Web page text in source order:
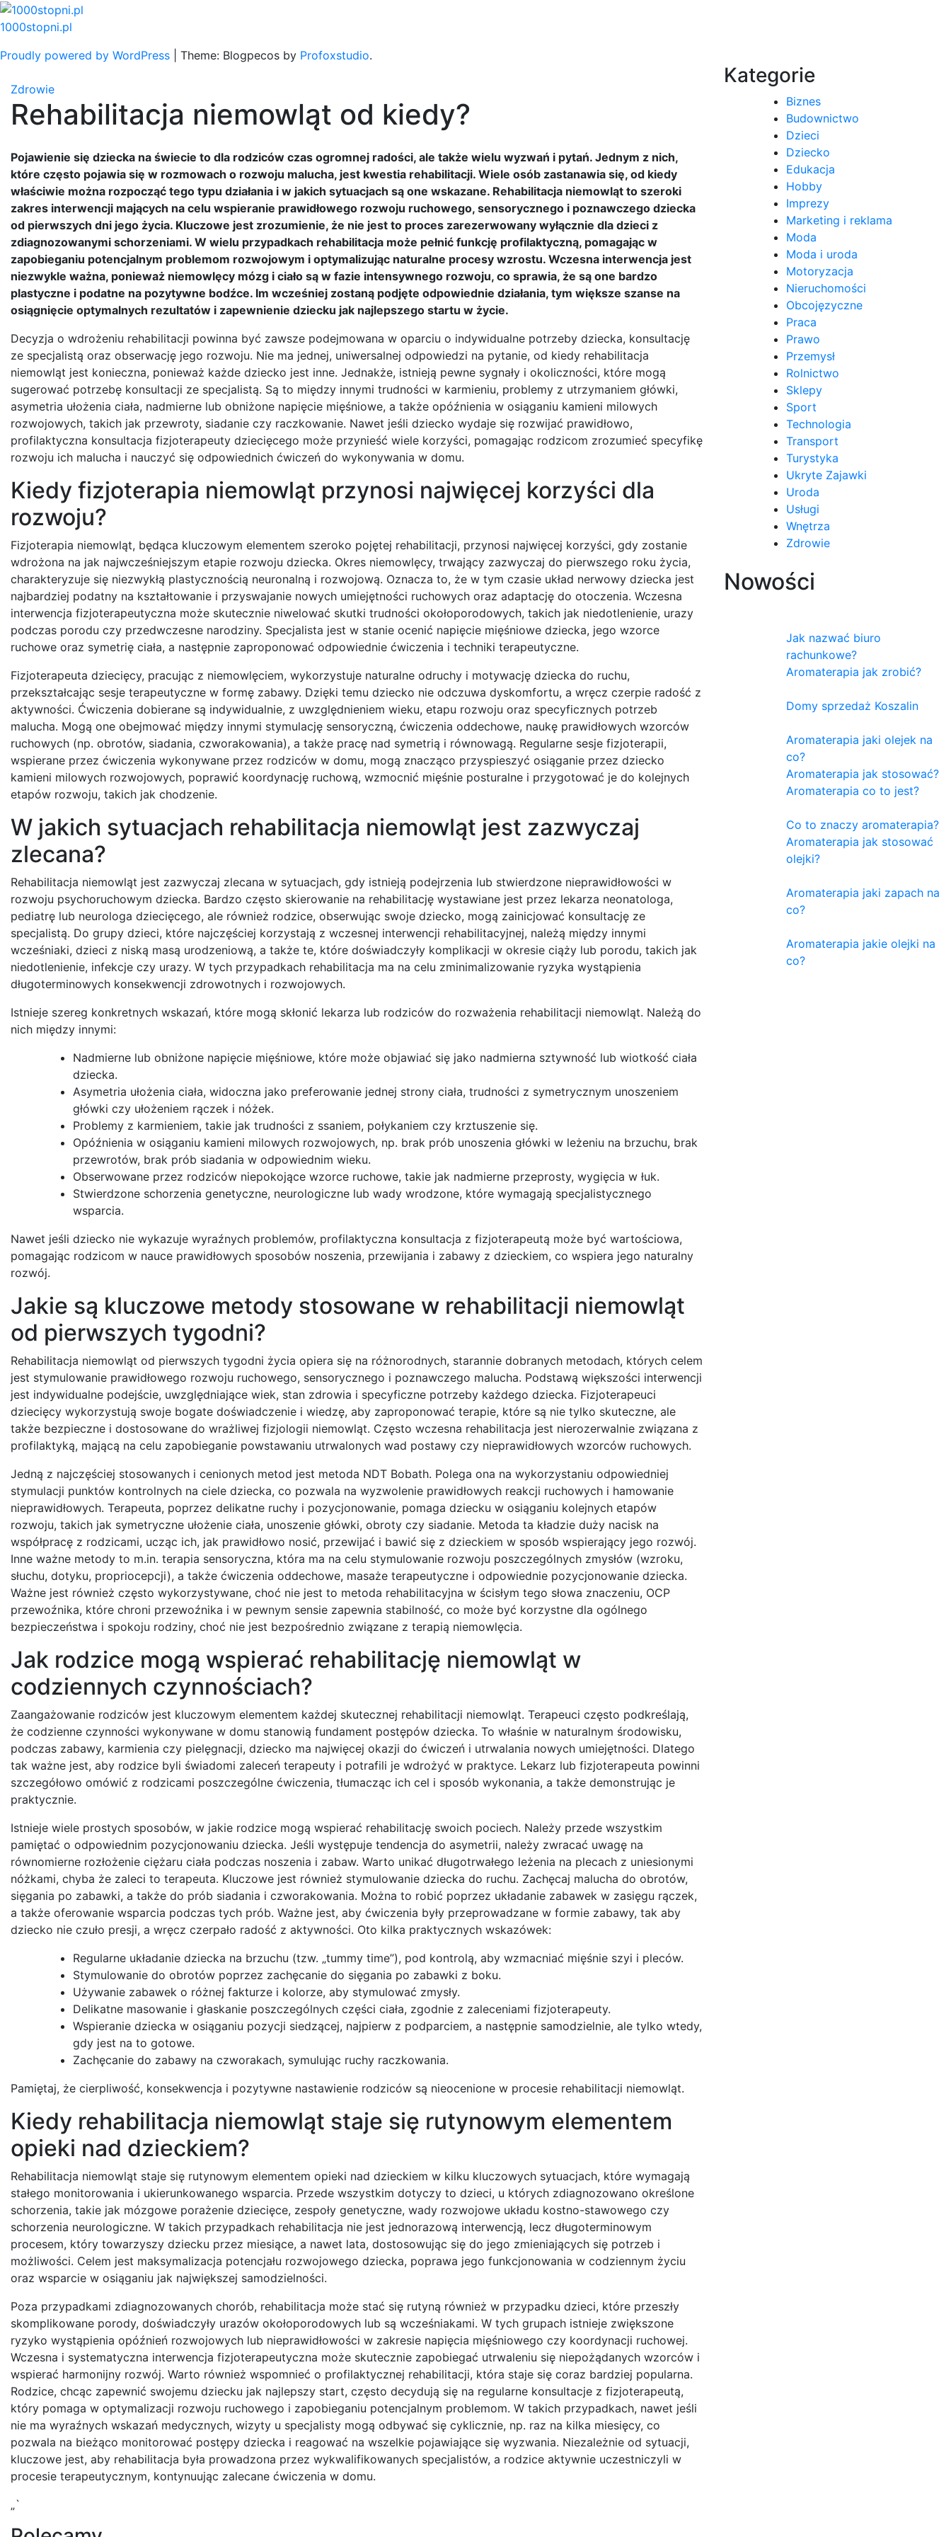
Skip
to
1000stopni.pl
Proudly powered by WordPress
Theme: Blogpecos by Profoxstudio.
Zdrowie
Rehabilitacja niemowląt od kiedy?
Pojawienie się dziecka na świecie to dla rodziców czas ogromnej radości, ale także wielu wyzwań i pytań. Jednym z nich,
które często pojawia się w rozmowach o rozwoju malucha, jest kwestia rehabilitacji. Wiele osób zastanawia się, od kiedy
właściwie można rozpocząć tego typu działania i w jakich sytuacjach są one wskazane. Rehabilitacja niemowląt to szeroki
zakres interwencji mających na celu wspieranie prawidłowego rozwoju ruchowego, sensorycznego i poznawczego dziecka
od pierwszych dni jego życia. Kluczowe jest zrozumienie, że nie jest to proces zarezerwowany wyłącznie dla dzieci z
zdiagnozowanymi schorzeniami. W wielu przypadkach rehabilitacja może pełnić funkcję profilaktyczną, pomagając w
zapobieganiu potencjalnym problemom rozwojowym i optymalizując naturalne procesy wzrostu. Wczesna interwencja jest
niezwykle ważna, ponieważ niemowlęcy mózg i ciało są w fazie intensywnego rozwoju, co sprawia, że są one bardzo
plastyczne i podatne na pozytywne bodźce. Im wcześniej zostaną podjęte odpowiednie działania, tym większe szanse na
osiągnięcie optymalnych rezultatów i zapewnienie dziecku jak najlepszego startu w życie.
Decyzja o wdrożeniu rehabilitacji powinna być zawsze podejmowana w oparciu o indywidualne potrzeby dziecka, konsultację
ze specjalistą oraz obserwację jego rozwoju. Nie ma jednej, uniwersalnej odpowiedzi na pytanie, od kiedy rehabilitacja
niemowląt jest konieczna, ponieważ każde dziecko jest inne. Jednakże, istnieją pewne sygnały i okoliczności, które mogą
sugerować potrzebę konsultacji ze specjalistą. Są to między innymi trudności w karmieniu, problemy z utrzymaniem główki,
asymetria ułożenia ciała, nadmierne lub obniżone napięcie mięśniowe, a także opóźnienia w osiąganiu kamieni milowych
rozwojowych, takich jak przewroty, siadanie czy raczkowanie. Nawet jeśli dziecko wydaje się rozwijać prawidłowo,
profilaktyczna konsultacja fizjoterapeuty dziecięcego może przynieść wiele korzyści, pomagając rodzicom zrozumieć specyfikę
rozwoju ich malucha i nauczyć się odpowiednich ćwiczeń do wykonywania w domu.
Kiedy fizjoterapia niemowląt przynosi najwięcej korzyści dla
rozwoju?
Fizjoterapia niemowląt, będąca kluczowym elementem szeroko pojętej rehabilitacji, przynosi najwięcej korzyści, gdy zostanie
wdrożona na jak najwcześniejszym etapie rozwoju dziecka. Okres niemowlęcy, trwający zazwyczaj do pierwszego roku życia,
charakteryzuje się niezwykłą plastycznością neuronalną i rozwojową. Oznacza to, że w tym czasie układ nerwowy dziecka jest
najbardziej podatny na kształtowanie i przyswajanie nowych umiejętności ruchowych oraz adaptację do otoczenia. Wczesna
interwencja fizjoterapeutyczna może skutecznie niwelować skutki trudności okołoporodowych, takich jak niedotlenienie, urazy
podczas porodu czy przedwczesne narodziny. Specjalista jest w stanie ocenić napięcie mięśniowe dziecka, jego wzorce
ruchowe oraz symetrię ciała, a następnie zaproponować odpowiednie ćwiczenia i techniki terapeutyczne.
Fizjoterapeuta dziecięcy, pracując z niemowlęciem, wykorzystuje naturalne odruchy i motywację dziecka do ruchu,
przekształcając sesje terapeutyczne w formę zabawy. Dzięki temu dziecko nie odczuwa dyskomfortu, a wręcz czerpie radość z
aktywności. Ćwiczenia dobierane są indywidualnie, z uwzględnieniem wieku, etapu rozwoju oraz specyficznych potrzeb
malucha. Mogą one obejmować między innymi stymulację sensoryczną, ćwiczenia oddechowe, naukę prawidłowych wzorców
ruchowych (np. obrotów, siadania, czworakowania), a także pracę nad symetrią i równowagą. Regularne sesje fizjoterapii,
wspierane przez ćwiczenia wykonywane przez rodziców w domu, mogą znacząco przyspieszyć osiąganie przez dziecko
kamieni milowych rozwojowych, poprawić koordynację ruchową, wzmocnić mięśnie posturalne i przygotować je do kolejnych
etapów rozwoju, takich jak chodzenie.
W jakich sytuacjach rehabilitacja niemowląt jest zazwyczaj
zlecana?
Rehabilitacja niemowląt jest zazwyczaj zlecana w sytuacjach, gdy istnieją podejrzenia lub stwierdzone nieprawidłowości w
rozwoju psychoruchowym dziecka. Bardzo często skierowanie na rehabilitację wystawiane jest przez lekarza neonatologa,
pediatrę lub neurologa dziecięcego, ale również rodzice, obserwując swoje dziecko, mogą zainicjować konsultację ze
specjalistą. Do grupy dzieci, które najczęściej korzystają z wczesnej interwencji rehabilitacyjnej, należą między innymi
wcześniaki, dzieci z niską masą urodzeniową, a także te, które doświadczyły komplikacji w okresie ciąży lub porodu, takich jak
niedotlenienie, infekcje czy urazy. W tych przypadkach rehabilitacja ma na celu zminimalizowanie ryzyka wystąpienia
długoterminowych konsekwencji zdrowotnych i rozwojowych.
Istnieje szereg konkretnych wskazań, które mogą skłonić lekarza lub rodziców do rozważenia rehabilitacji niemowląt. Należą do
nich między innymi:
Nadmierne lub obniżone napięcie mięśniowe, które może objawiać się jako nadmierna sztywność lub wiotkość ciała
dziecka.
Asymetria ułożenia ciała, widoczna jako preferowanie jednej strony ciała, trudności z symetrycznym unoszeniem
główki czy ułożeniem rączek i nóżek.
Problemy z karmieniem, takie jak trudności z ssaniem, połykaniem czy krztuszenie się.
Opóźnienia w osiąganiu kamieni milowych rozwojowych, np. brak prób unoszenia główki w leżeniu na brzuchu, brak
przewrotów, brak prób siadania w odpowiednim wieku.
Obserwowane przez rodziców niepokojące wzorce ruchowe, takie jak nadmierne przeprosty, wygięcia w łuk.
Stwierdzone schorzenia genetyczne, neurologiczne lub wady wrodzone, które wymagają specjalistycznego
wsparcia.
Nawet jeśli dziecko nie wykazuje wyraźnych problemów, profilaktyczna konsultacja z fizjoterapeutą może być wartościowa,
pomagając rodzicom w nauce prawidłowych sposobów noszenia, przewijania i zabawy z dzieckiem, co wspiera jego naturalny
rozwój.
Jakie są kluczowe metody stosowane w rehabilitacji niemowląt
od pierwszych tygodni?
Rehabilitacja niemowląt od pierwszych tygodni życia opiera się na różnorodnych, starannie dobranych metodach, których celem
jest stymulowanie prawidłowego rozwoju ruchowego, sensorycznego i poznawczego malucha. Podstawą większości interwencji
jest indywidualne podejście, uwzględniające wiek, stan zdrowia i specyficzne potrzeby każdego dziecka. Fizjoterapeuci
dziecięcy wykorzystują swoje bogate doświadczenie i wiedzę, aby zaproponować terapie, które są nie tylko skuteczne, ale
także bezpieczne i dostosowane do wrażliwej fizjologii niemowląt. Często wczesna rehabilitacja jest nierozerwalnie związana z
profilaktyką, mającą na celu zapobieganie powstawaniu utrwalonych wad postawy czy nieprawidłowych wzorców ruchowych.
Jedną z najczęściej stosowanych i cenionych metod jest metoda NDT Bobath. Polega ona na wykorzystaniu odpowiedniej
stymulacji punktów kontrolnych na ciele dziecka, co pozwala na wyzwolenie prawidłowych reakcji ruchowych i hamowanie
nieprawidłowych. Terapeuta, poprzez delikatne ruchy i pozycjonowanie, pomaga dziecku w osiąganiu kolejnych etapów
rozwoju, takich jak symetryczne ułożenie ciała, unoszenie główki, obroty czy siadanie. Metoda ta kładzie duży nacisk na
współpracę z rodzicami, ucząc ich, jak prawidłowo nosić, przewijać i bawić się z dzieckiem w sposób wspierający jego rozwój.
Inne ważne metody to m.in. terapia sensoryczna, która ma na celu stymulowanie rozwoju poszczególnych zmysłów (wzroku,
słuchu, dotyku, propriocepcji), a także ćwiczenia oddechowe, masaże terapeutyczne i odpowiednie pozycjonowanie dziecka.
Ważne jest również często wykorzystywane, choć nie jest to metoda rehabilitacyjna w ścisłym tego słowa znaczeniu, OCP
przewoźnika, które chroni przewoźnika i w pewnym sensie zapewnia stabilność, co może być korzystne dla ogólnego
bezpieczeństwa i spokoju rodziny, choć nie jest bezpośrednio związane z terapią niemowlęcia.
Jak rodzice mogą wspierać rehabilitację niemowląt w
codziennych czynnościach?
Zaangażowanie rodziców jest kluczowym elementem każdej skutecznej rehabilitacji niemowląt. Terapeuci często podkreślają,
że codzienne czynności wykonywane w domu stanowią fundament postępów dziecka. To właśnie w naturalnym środowisku,
podczas zabawy, karmienia czy pielęgnacji, dziecko ma najwięcej okazji do ćwiczeń i utrwalania nowych umiejętności. Dlatego
tak ważne jest, aby rodzice byli świadomi zaleceń terapeuty i potrafili je wdrożyć w praktyce. Lekarz lub fizjoterapeuta powinni
szczegółowo omówić z rodzicami poszczególne ćwiczenia, tłumacząc ich cel i sposób wykonania, a także demonstrując je
praktycznie.
Istnieje wiele prostych sposobów, w jakie rodzice mogą wspierać rehabilitację swoich pociech. Należy przede wszystkim
pamiętać o odpowiednim pozycjonowaniu dziecka. Jeśli występuje tendencja do asymetrii, należy zwracać uwagę na
równomierne rozłożenie ciężaru ciała podczas noszenia i zabaw. Warto unikać długotrwałego leżenia na plecach z uniesionymi
nóżkami, chyba że zaleci to terapeuta. Kluczowe jest również stymulowanie dziecka do ruchu. Zachęcaj malucha do obrotów,
sięgania po zabawki, a także do prób siadania i czworakowania. Można to robić poprzez układanie zabawek w zasięgu rączek,
a także oferowanie wsparcia podczas tych prób. Ważne jest, aby ćwiczenia były przeprowadzane w formie zabawy, tak aby
dziecko nie czuło presji, a wręcz czerpało radość z aktywności. Oto kilka praktycznych wskazówek:
Regularne układanie dziecka na brzuchu (tzw. „tummy time”), pod kontrolą, aby wzmacniać mięśnie szyi i pleców.
Stymulowanie do obrotów poprzez zachęcanie do sięgania po zabawki z boku.
Używanie zabawek o różnej fakturze i kolorze, aby stymulować zmysły.
Delikatne masowanie i głaskanie poszczególnych części ciała, zgodnie z zaleceniami fizjoterapeuty.
Wspieranie dziecka w osiąganiu pozycji siedzącej, najpierw z podparciem, a następnie samodzielnie, ale tylko wtedy,
gdy jest na to gotowe.
Zachęcanie do zabawy na czworakach, symulując ruchy raczkowania.
Pamiętaj, że cierpliwość, konsekwencja i pozytywne nastawienie rodziców są nieocenione w procesie rehabilitacji niemowląt.
Kiedy rehabilitacja niemowląt staje się rutynowym elementem
opieki nad dzieckiem?
Rehabilitacja niemowląt staje się rutynowym elementem opieki nad dzieckiem w kilku kluczowych sytuacjach, które wymagają
stałego monitorowania i ukierunkowanego wsparcia. Przede wszystkim dotyczy to dzieci, u których zdiagnozowano określone
schorzenia, takie jak mózgowe porażenie dziecięce, zespoły genetyczne, wady rozwojowe układu kostno-stawowego czy
schorzenia neurologiczne. W takich przypadkach rehabilitacja nie jest jednorazową interwencją, lecz długoterminowym
procesem, który towarzyszy dziecku przez miesiące, a nawet lata, dostosowując się do jego zmieniających się potrzeb i
możliwości. Celem jest maksymalizacja potencjału rozwojowego dziecka, poprawa jego funkcjonowania w codziennym życiu
oraz wsparcie w osiąganiu jak największej samodzielności.
Poza przypadkami zdiagnozowanych chorób, rehabilitacja może stać się rutyną również w przypadku dzieci, które przeszły
skomplikowane porody, doświadczyły urazów okołoporodowych lub są wcześniakami. W tych grupach istnieje zwiększone
ryzyko wystąpienia opóźnień rozwojowych lub nieprawidłowości w zakresie napięcia mięśniowego czy koordynacji ruchowej.
Wczesna i systematyczna interwencja fizjoterapeutyczna może skutecznie zapobiegać utrwaleniu się niepożądanych wzorców i
wspierać harmonijny rozwój. Warto również wspomnieć o profilaktycznej rehabilitacji, która staje się coraz bardziej popularna.
Rodzice, chcąc zapewnić swojemu dziecku jak najlepszy start, często decydują się na regularne konsultacje z fizjoterapeutą,
który pomaga w optymalizacji rozwoju ruchowego i zapobieganiu potencjalnym problemom. W takich przypadkach, nawet jeśli
nie ma wyraźnych wskazań medycznych, wizyty u specjalisty mogą odbywać się cyklicznie, np. raz na kilka miesięcy, co
pozwala na bieżąco monitorować postępy dziecka i reagować na wszelkie pojawiające się wyzwania. Niezależnie od sytuacji,
kluczowe jest, aby rehabilitacja była prowadzona przez wykwalifikowanych specjalistów, a rodzice aktywnie uczestniczyli w
procesie terapeutycznym, kontynuując zalecane ćwiczenia w domu.
„`
Kategorie
Biznes
Budownictwo
Dzieci
Dziecko
Edukacja
Hobby
Imprezy
Marketing i reklama
Moda
Moda i uroda
Motoryzacja
Nieruchomości
Obcojęzyczne
Praca
Prawo
Przemysł
Rolnictwo
Sklepy
Sport
Technologia
Transport
Turystyka
Ukryte Zajawki
Uroda
Usługi
Wnętrza
Zdrowie
Nowości
Jak nazwać biuro
rachunkowe?
Aromaterapia jak zrobić?
Domy sprzedaż Koszalin
Aromaterapia jaki olejek na
co?
Aromaterapia jak stosować?
Aromaterapia co to jest?
Co to znaczy aromaterapia?
Aromaterapia jak stosować
olejki?
Aromaterapia jaki zapach na
co?
Aromaterapia jakie olejki na
co?